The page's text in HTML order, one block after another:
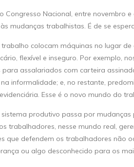
Congresso Nacional, entre novembro
mudanças trabalhistas. É de se
colocam máquinas no lugar
flexível e inseguro. Por exemplo,
assalariados com carteira
informalidade; e, no restante,
Esse é o novo mundo do
produtivo passa por
trabalhadores, nesse mundo real,
que defendem os trabalhadores não
ou algo desconhecido para os